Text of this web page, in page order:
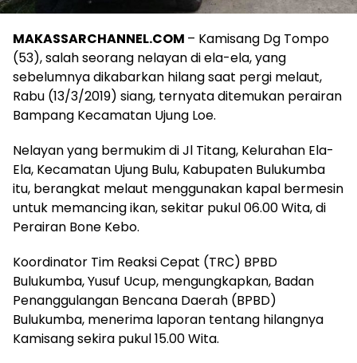
MAKASSARCHANNEL.COM – Kamisang Dg Tompo
(53), salah seorang nelayan di ela-ela, yang
sebelumnya dikabarkan hilang saat pergi melaut,
Rabu (13/3/2019) siang, ternyata ditemukan perairan
Bampang Kecamatan Ujung Loe.
Nelayan yang bermukim di Jl Titang, Kelurahan Ela-
Ela, Kecamatan Ujung Bulu, Kabupaten Bulukumba
itu, berangkat melaut menggunakan kapal bermesin
untuk memancing ikan, sekitar pukul 06.00 Wita, di
Perairan Bone Kebo.
Koordinator Tim Reaksi Cepat (TRC) BPBD
Bulukumba, Yusuf Ucup, mengungkapkan, Badan
Penanggulangan Bencana Daerah (BPBD)
Bulukumba, menerima laporan tentang hilangnya
Kamisang sekira pukul 15.00 Wita.